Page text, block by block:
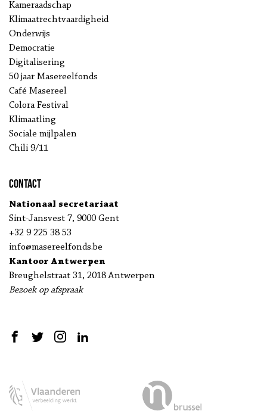
Kameraadschap
Klimaatrechtvaardigheid
Onderwijs
Democratie
Digitalisering
50 jaar Masereelfonds
Café Masereel
Colora Festival
Klimaatling
Sociale mijlpalen
Chili 9/11
Contact
Nationaal secretariaat
Sint-Jansvest 7, 9000 Gent
+32 9 225 38 53
info@masereelfonds.be
Kantoor Antwerpen
Breughelstraat 31, 2018 Antwerpen
Bezoek op afspraak